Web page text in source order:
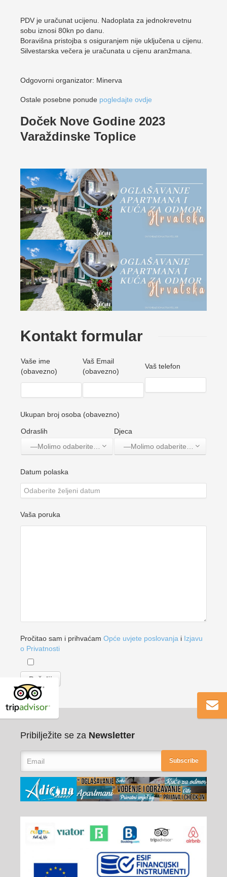
PDV je uračunat ucijenu. Nadoplata za jednokrevetnu
sobu iznosi 80kn po danu.
Boravišna pristojba s osiguranjem nije uključena u cijenu.
Silvestarska večera je uračunata u cijenu aranžmana.
Odgovorni organizator: Minerva
Ostale posebne ponude pogledajte ovdje
Doček Nove Godine 2023
Varaždinske Toplice
Kontakt formular
Vaše ime
(obavezno)
Vaš Email
(obavezno)
Vaš telefon
Ukupan broj osoba (obavezno)
Odraslih
—Molimo odaberite jednu opciju—
Djeca
—Molimo odaberite jednu opciju—
Datum polaska
Vaša poruka
Pročitao sam i prihvaćam Opće uvjete poslovanja i Izjavu
o Privatnosti
Pribilježite se za Newsletter
Subscribe